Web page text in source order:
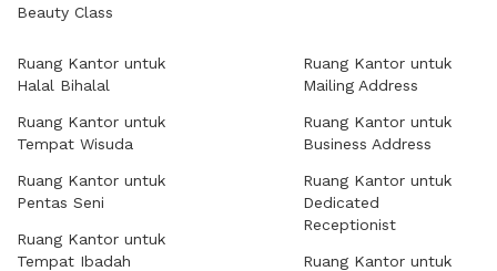
Beauty Class
Ruang Kantor untuk
Halal Bihalal
Ruang Kantor untuk
Tempat Wisuda
Ruang Kantor untuk
Pentas Seni
Ruang Kantor untuk
Tempat Ibadah
Ruang Kantor untuk
Mailing Address
Ruang Kantor untuk
Business Address
Ruang Kantor untuk
Dedicated
Receptionist
Ruang Kantor untuk